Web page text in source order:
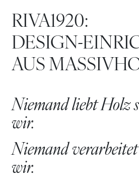
RIVA1920:
DESIGN-
AUS
Niemand liebt Holz
wir.
Niemand
wir.